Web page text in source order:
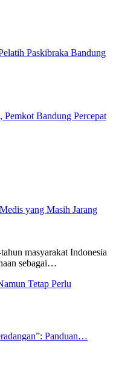
Paskibraka Bandung
Bandung Percepat
yang Masih Jarang
masyarakat Indonesia
sebagai…
Tetap Perlu
Panduan…